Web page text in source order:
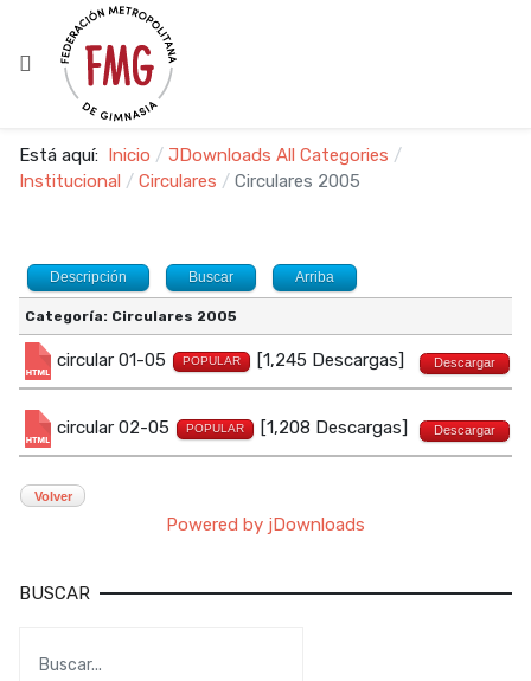
Está aquí: Inicio
JDownloads All Categories
Institucional
Circulares Circulares 2005
Descripción Buscar Arriba
Categoría: Circulares 2005
circular 01-05 POPULAR [1,245 Descargas] Descargar
circular 02-05 POPULAR [1,208 Descargas] Descargar
Volver
Powered by jDownloads
BUSCAR